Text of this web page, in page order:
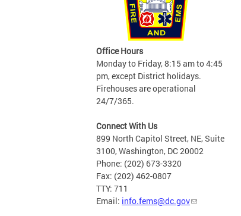
Office Hours
Monday to Friday, 8:15 am to 4:45
pm, except District holidays.
Firehouses are operational
24/7/365.
Connect With Us
899 North Capitol Street, NE, Suite
3100, Washington, DC 20002
Phone: (202) 673-3320
Fax: (202) 462-0807
TTY: 711
Email: info.fems@dc.gov